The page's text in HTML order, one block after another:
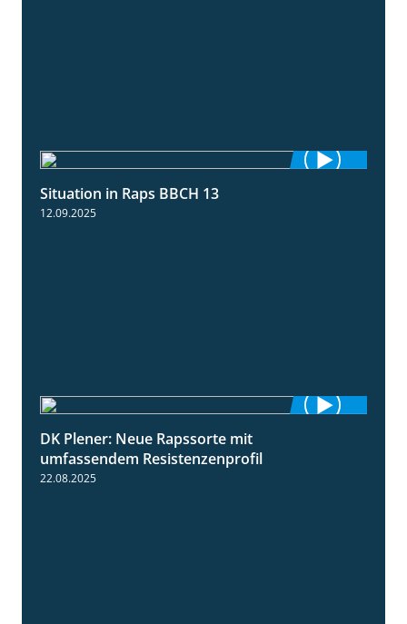
Situation in Raps BBCH 13
12.09.2025
DK Plener: Neue Rapssorte mit
umfassendem Resistenzenprofil
22.08.2025